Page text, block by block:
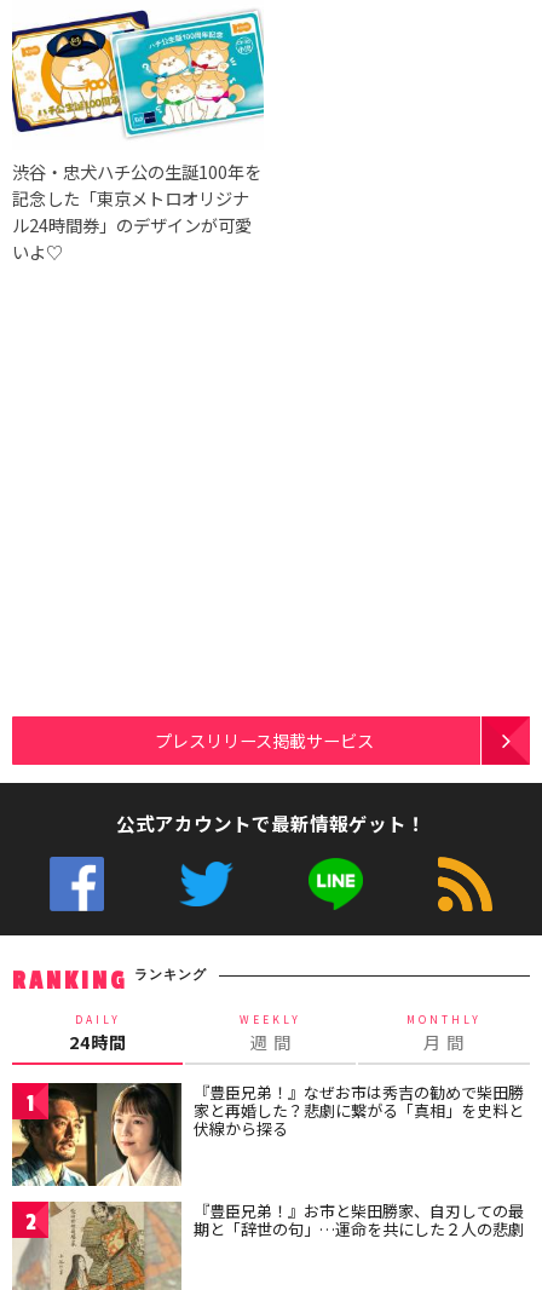
渋谷・忠犬ハチ公の生誕100年を
記念した「東京メトロオリジナ
ル24時間券」のデザインが可愛
いよ♡
プレスリリース掲載サービス
公式アカウントで最新情報ゲット！
RANKING ランキング
DAILY
24時間
WEEKLY
週 間
MONTHLY
月 間
1 『豊臣兄弟！』なぜお市は秀吉の勧めで柴田勝
家と再婚した？悲劇に繋がる「真相」を史料と
伏線から探る
2 『豊臣兄弟！』お市と柴田勝家、自刃しての最
期と「辞世の句」…運命を共にした２人の悲劇